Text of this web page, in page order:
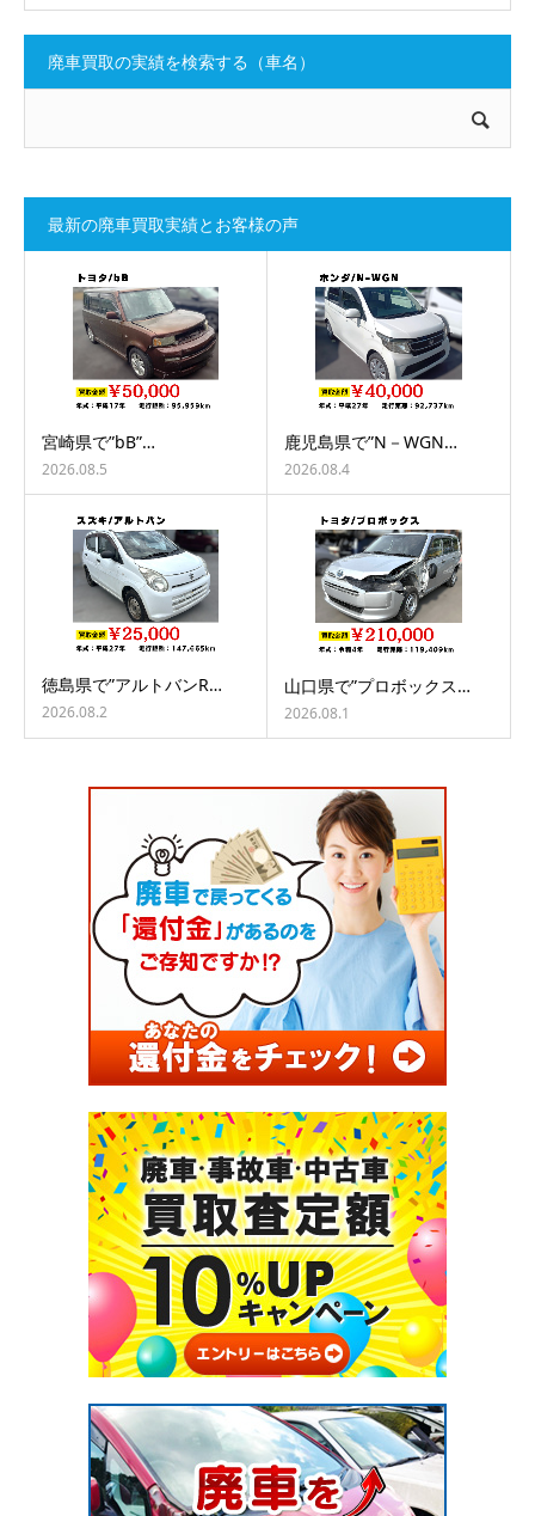
廃車買取の実績を検索する（車名）
最新の廃車買取実績とお客様の声
宮崎県で”bB”…
2026.08.5
鹿児島県で”N－WGN…
2026.08.4
徳島県で”アルトバンR…
2026.08.2
山口県で”プロボックス…
2026.08.1